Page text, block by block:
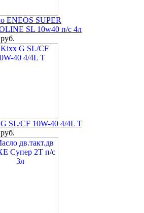
ENEOS SUPER
SL 10w40 п/с 4л
SL/CF 10W-40 4/4L T